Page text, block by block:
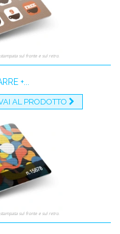
sul fronte e sul retro.
+...
AL PRODOTTO
sul fronte e sul retro.